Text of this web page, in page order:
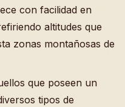
con facilidad en
altitudes que
zonas montañosas de
que poseen un
tipos de